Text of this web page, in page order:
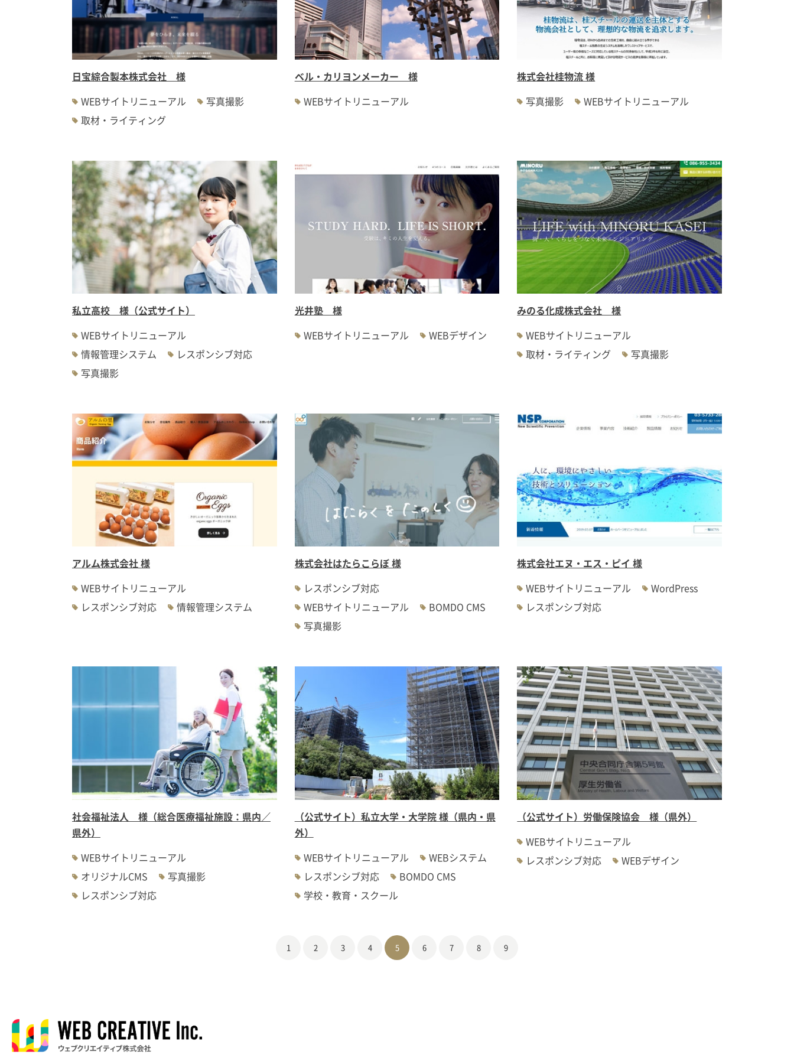
日宝綜合製本株式会社 様
WEBサイトリニューアル
写真撮影
取材・ライティング
ベル・カリヨンメーカー 様
WEBサイトリニューアル
株式会社桂物流 様
写真撮影
WEBサイトリニューアル
私立高校 様（公式サイト）
WEBサイトリニューアル
情報管理システム
レスポンシブ対応
写真撮影
光井塾 様
WEBサイトリニューアル
WEBデザイン
みのる化成株式会社 様
WEBサイトリニューアル
取材・ライティング
写真撮影
アルム株式会社 様
WEBサイトリニューアル
レスポンシブ対応
情報管理システム
株式会社はたらこらぼ 様
レスポンシブ対応
WEBサイトリニューアル
BOMDO CMS
写真撮影
株式会社エヌ・エス・ピイ 様
WEBサイトリニューアル
WordPress
レスポンシブ対応
社会福祉法人 様（総合医療福祉施設：県内／
県外）
WEBサイトリニューアル
オリジナルCMS
写真撮影
レスポンシブ対応
（公式サイト）私立大学・大学院 様（県内・県
外）
WEBサイトリニューアル
WEBシステム
レスポンシブ対応
BOMDO CMS
学校・教育・スクール
（公式サイト）労働保険協会 様（県外）
WEBサイトリニューアル
レスポンシブ対応
WEBデザイン
1 2 3 4 5 6 7 8 9